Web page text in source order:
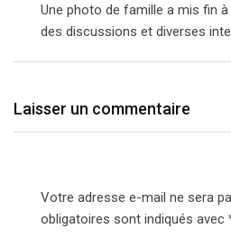
Une photo de famille a mis fin
des discussions et diverses
Laisser un commentaire
Votre adresse e-mail ne sera
obligatoires sont indiqués avec